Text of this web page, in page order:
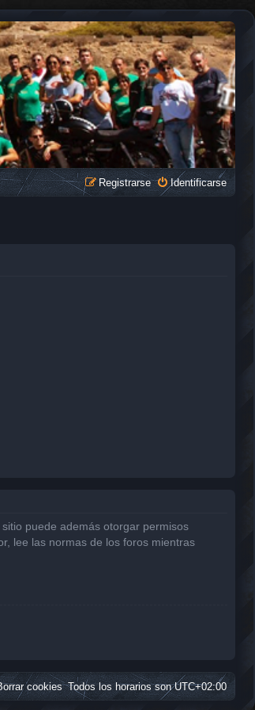
Identificarse
Registrarse
puede además otorgar permisos
lee las normas de los foros mientras
Todos los horarios sonUTC+02:00
cookies